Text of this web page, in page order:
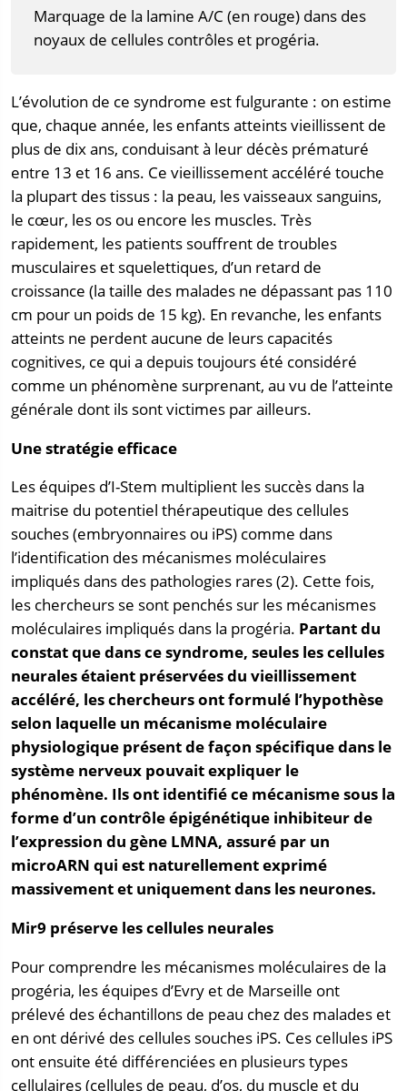
Marquage de la lamine A/C (en rouge) dans des
noyaux de cellules contrôles et progéria.
L’évolution de ce syndrome est fulgurante : on estime
que, chaque année, les enfants atteints vieillissent de
plus de dix ans, conduisant à leur décès prématuré
entre 13 et 16 ans. Ce vieillissement accéléré touche
la plupart des tissus : la peau, les vaisseaux sanguins,
le cœur, les os ou encore les muscles. Très
rapidement, les patients souffrent de troubles
musculaires et squelettiques, d’un retard de
croissance (la taille des malades ne dépassant pas 110
cm pour un poids de 15 kg). En revanche, les enfants
atteints ne perdent aucune de leurs capacités
cognitives, ce qui a depuis toujours été considéré
comme un phénomène surprenant, au vu de l’atteinte
générale dont ils sont victimes par ailleurs.
Une stratégie efficace
Les équipes d’I-Stem multiplient les succès dans la
maitrise du potentiel thérapeutique des cellules
souches (embryonnaires ou iPS) comme dans
l’identification des mécanismes moléculaires
impliqués dans des pathologies rares (2). Cette fois,
les chercheurs se sont penchés sur les mécanismes
moléculaires impliqués dans la progéria. Partant du
constat que dans ce syndrome, seules les cellules
neurales étaient préservées du vieillissement
accéléré, les chercheurs ont formulé l’hypothèse
selon laquelle un mécanisme moléculaire
physiologique présent de façon spécifique dans le
système nerveux pouvait expliquer le
phénomène. Ils ont identifié ce mécanisme sous la
forme d’un contrôle épigénétique inhibiteur de
l’expression du gène LMNA, assuré par un
microARN qui est naturellement exprimé
massivement et uniquement dans les neurones.
Mir9 préserve les cellules neurales
Pour comprendre les mécanismes moléculaires de la
progéria, les équipes d’Evry et de Marseille ont
prélevé des échantillons de peau chez des malades et
en ont dérivé des cellules souches iPS. Ces cellules iPS
ont ensuite été différenciées en plusieurs types
cellulaires (cellules de peau, d’os, du muscle et du